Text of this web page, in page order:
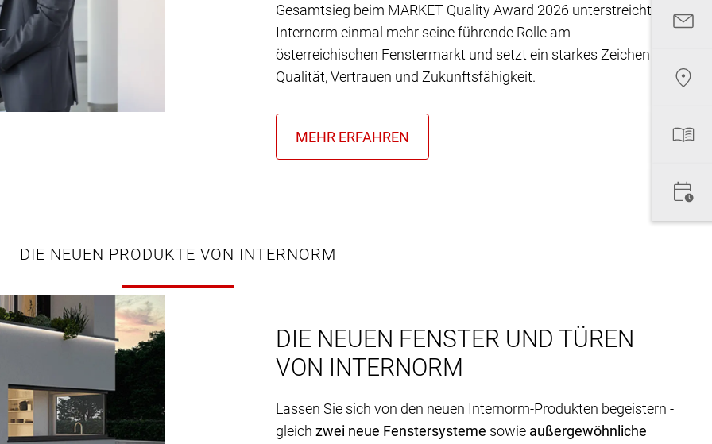
Gesamtsieg beim MARKET Quality Award 2026 unterstreicht
Internorm einmal mehr seine führende Rolle am
österreichischen Fenstermarkt und setzt ein starkes Zeichen für
Qualität, Vertrauen und Zukunftsfähigkeit.
DIE NEUEN PRODUKTE VON INTERNORM
DIE NEUEN FENSTER UND TÜREN
VON INTERNORM
Lassen Sie sich von den neuen Internorm-Produkten begeistern -
gleich zwei neue Fenstersysteme sowie außergewöhnliche